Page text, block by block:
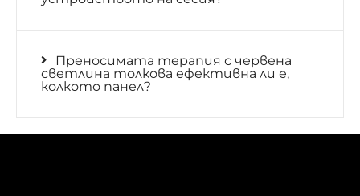
Преносимата терапия с червена
светлина толкова ефективна ли е,
колкото панел?